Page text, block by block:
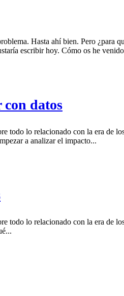
Hasta ahí bien. Pero ¿para
escribir hoy. Cómo os he
datos
todo lo relacionado con la era de
a analizar el impacto...
todo lo relacionado con la era de